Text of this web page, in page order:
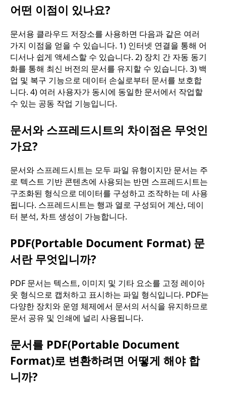
어떤 이점이 있나요?
문서용 클라우드 저장소를 사용하면 다음과 같은 여러
가지 이점을 얻을 수 있습니다. 1) 인터넷 연결을 통해 어
디서나 쉽게 액세스할 수 있습니다. 2) 장치 간 자동 동기
화를 통해 최신 버전의 문서를 유지할 수 있습니다. 3) 백
업 및 복구 기능으로 데이터 손실로부터 문서를 보호합
니다. 4) 여러 사용자가 동시에 동일한 문서에서 작업할
수 있는 공동 작업 기능입니다.
문서와 스프레드시트의 차이점은 무엇인
가요?
문서와 스프레드시트는 모두 파일 유형이지만 문서는 주
로 텍스트 기반 콘텐츠에 사용되는 반면 스프레드시트는
구조화된 형식으로 데이터를 구성하고 조작하는 데 사용
됩니다. 스프레드시트는 행과 열로 구성되어 계산, 데이
터 분석, 차트 생성이 가능합니다.
PDF(Portable Document Format) 문
서란 무엇입니까?
PDF 문서는 텍스트, 이미지 및 기타 요소를 고정 레이아
웃 형식으로 캡처하고 표시하는 파일 형식입니다. PDF는
다양한 장치와 운영 체제에서 문서의 서식을 유지하므로
문서 공유 및 인쇄에 널리 사용됩니다.
문서를 PDF(Portable Document
Format)로 변환하려면 어떻게 해야 합
니까?